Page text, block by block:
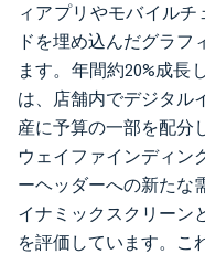
ィアプリやモバイル
ドを埋め込んだグラフ
ます。年間約20%成長
は、店舗内でデジタル
産に予算の一部を配分
ウェイファインディン
ーヘッダーへの新たな
イナミックスクリーン
を評価しています。こ